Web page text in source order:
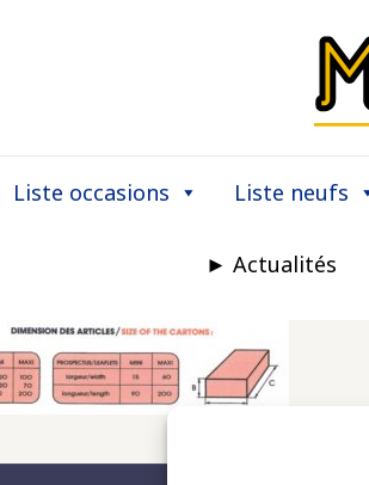
Liste occasions Liste neufs
► Actualités